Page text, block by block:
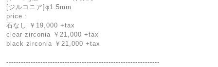
[ジルコニア]φ1.5mm
price :
石なし ￥19,000 +tax
clear zirconia ￥21,000 +tax
black zirconia ￥21,000 +tax
---------------------------------------------------------------